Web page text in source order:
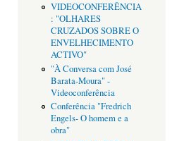
VIDEOCONFERÊNCIA
: "OLHARES
CRUZADOS SOBRE O
ENVELHECIMENTO
ACTIVO"
"À Conversa com José
Barata-Moura" -
Videoconferência
Conferência "Fredrich
Engels- O homem e a
obra"